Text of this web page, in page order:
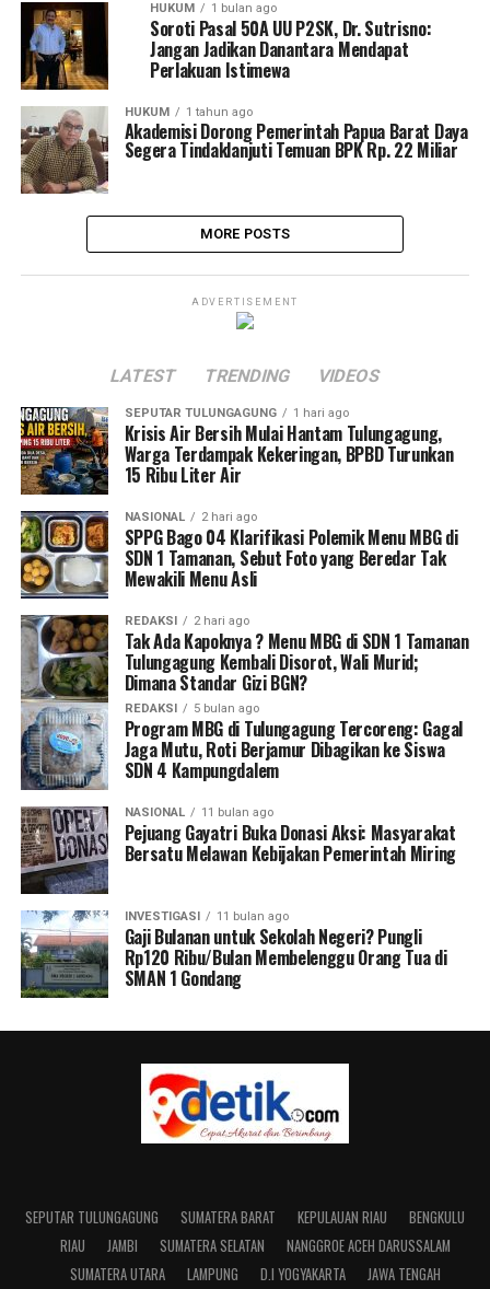
HUKUM 1 bulan ago
Soroti Pasal 50A UU P2SK, Dr. Sutrisno:
Jangan Jadikan Danantara Mendapat
Perlakuan Istimewa
HUKUM 1 tahun ago
Akademisi Dorong Pemerintah Papua Barat Daya
Segera Tindaklanjuti Temuan BPK Rp. 22 Miliar
MORE POSTS
ADVERTISEMENT
LATEST TRENDING VIDEOS
SEPUTAR TULUNGAGUNG 1 hari ago
Krisis Air Bersih Mulai Hantam Tulungagung,
Warga Terdampak Kekeringan, BPBD Turunkan
15 Ribu Liter Air
NASIONAL 2 hari ago
SPPG Bago 04 Klarifikasi Polemik Menu MBG di
SDN 1 Tamanan, Sebut Foto yang Beredar Tak
Mewakili Menu Asli
REDAKSI 2 hari ago
Tak Ada Kapoknya ? Menu MBG di SDN 1 Tamanan
Tulungagung Kembali Disorot, Wali Murid;
Dimana Standar Gizi BGN?
REDAKSI 5 bulan ago
Program MBG di Tulungagung Tercoreng: Gagal
Jaga Mutu, Roti Berjamur Dibagikan ke Siswa
SDN 4 Kampungdalem
NASIONAL 11 bulan ago
Pejuang Gayatri Buka Donasi Aksi: Masyarakat
Bersatu Melawan Kebijakan Pemerintah Miring
INVESTIGASI 11 bulan ago
Gaji Bulanan untuk Sekolah Negeri? Pungli
Rp120 Ribu/Bulan Membelenggu Orang Tua di
SMAN 1 Gondang
SEPUTAR TULUNGAGUNG SUMATERA BARAT KEPULAUAN RIAU
BENGKULU
RIAU
JAMBI SUMATERA SELATAN
NANGGROE ACEH DARUSSALAM
SUMATERA UTARA
LAMPUNG D.I YOGYAKARTA JAWA TENGAH